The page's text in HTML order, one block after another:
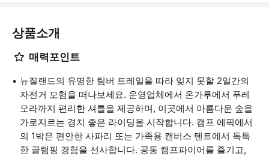
상품소개
매력포인트
뉴질랜드의 유명한 팀버 트레일을 따라 잊지 못할 2일간의
자전거 모험을 떠나보세요. 운영업체에서 온가루에서 푸레
오라까지 편리한 셔틀을 제공하며, 이곳에서 아름다운 숲을
가로지르는 경치 좋은 라이딩을 시작합니다. 캠프 에픽에서
의 1박은 편안한 사파리 또는 가족용 캔버스 텐트에서 독특
한 글램핑 경험을 선사합니다. 공동 캠프파이어를 즐기고,